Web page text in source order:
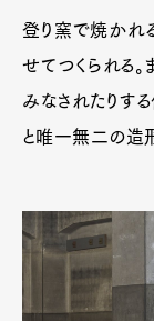
登り窯で焼かれ
せてつくられる
みなされたりす
と唯一無二の造